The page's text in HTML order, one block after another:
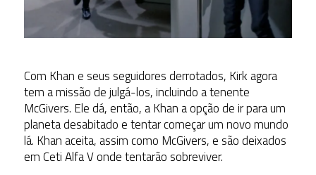
Com Khan e seus seguidores derrotados, Kirk agora
tem a missão de julgá-los, incluindo a tenente
McGivers. Ele dá, então, a Khan a opção de ir para um
planeta desabitado e tentar começar um novo mundo
lá. Khan aceita, assim como McGivers, e são deixados
em Ceti Alfa V onde tentarão sobreviver.